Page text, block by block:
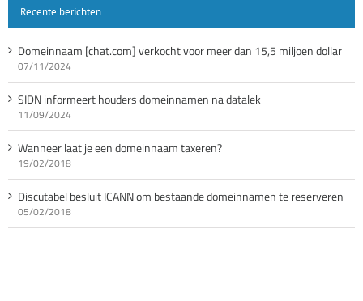
Recente berichten
Domeinnaam [chat.com] verkocht voor meer dan 15,5 miljoen dollar
07/11/2024
SIDN informeert houders domeinnamen na datalek
11/09/2024
Wanneer laat je een domeinnaam taxeren?
19/02/2018
Discutabel besluit ICANN om bestaande domeinnamen te reserveren
05/02/2018